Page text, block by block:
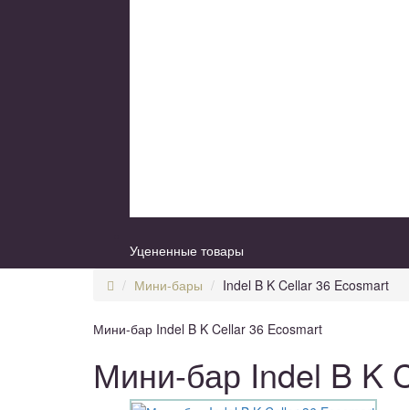
Уцененные товары
Мини-бары Indel B K Cellar 36 Ecosmart
Мини-бар Indel B K Cellar 36 Ecosmart
Мини-бар Indel B K